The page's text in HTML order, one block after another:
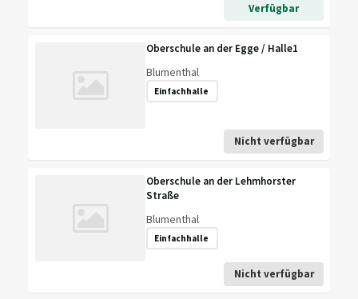
Verfügbar
Oberschule an der Egge / Halle1
Blumenthal
Einfachhalle
Nicht verfügbar
Oberschule an der Lehmhorster
Straße
Blumenthal
Einfachhalle
Nicht verfügbar